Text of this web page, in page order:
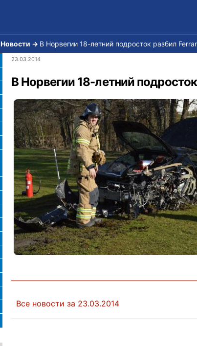
Новости → В Норвегии 18-летний подросток разбил
23.03.2014
В Норвегии 18-летний
Все новости за 23.03.2014